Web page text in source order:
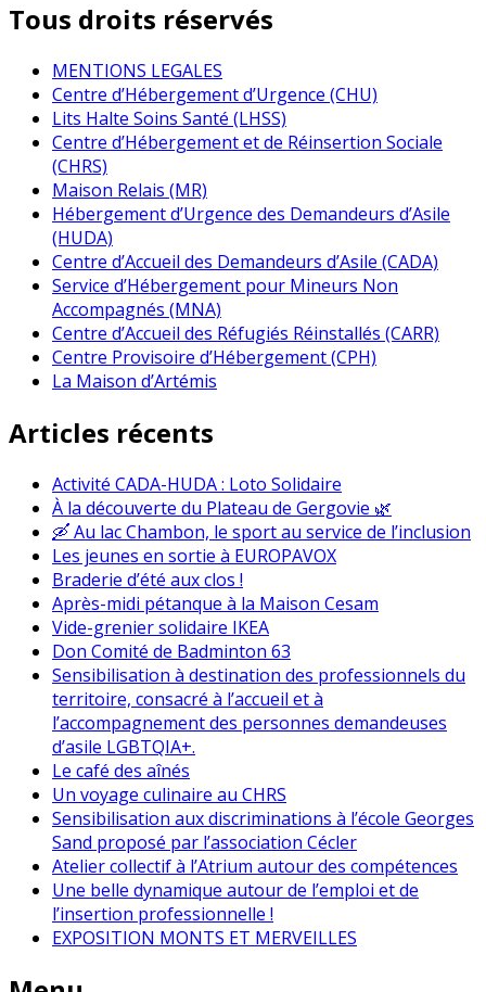
Tous droits réservés
MENTIONS LEGALES
Centre d’Hébergement d’Urgence (CHU)
Lits Halte Soins Santé (LHSS)
Centre d’Hébergement et de Réinsertion Sociale
(CHRS)
Maison Relais (MR)
Hébergement d’Urgence des Demandeurs d’Asile
(HUDA)
Centre d’Accueil des Demandeurs d’Asile (CADA)
Service d’Hébergement pour Mineurs Non
Accompagnés (MNA)
Centre d’Accueil des Réfugiés Réinstallés (CARR)
Centre Provisoire d’Hébergement (CPH)
La Maison d’Artémis
Articles récents
Activité CADA-HUDA : Loto Solidaire
À la découverte du Plateau de Gergovie 🌿
🛶 Au lac Chambon, le sport au service de l’inclusion
Les jeunes en sortie à EUROPAVOX
Braderie d’été aux clos !
Après-midi pétanque à la Maison Cesam
Vide-grenier solidaire IKEA
Don Comité de Badminton 63
Sensibilisation à destination des professionnels du
territoire, consacré à l’accueil et à
l’accompagnement des personnes demandeuses
d’asile LGBTQIA+.
Le café des aînés
Un voyage culinaire au CHRS
Sensibilisation aux discriminations à l’école Georges
Sand proposé par l’association Cécler
Atelier collectif à l’Atrium autour des compétences
Une belle dynamique autour de l’emploi et de
l’insertion professionnelle !
EXPOSITION MONTS ET MERVEILLES